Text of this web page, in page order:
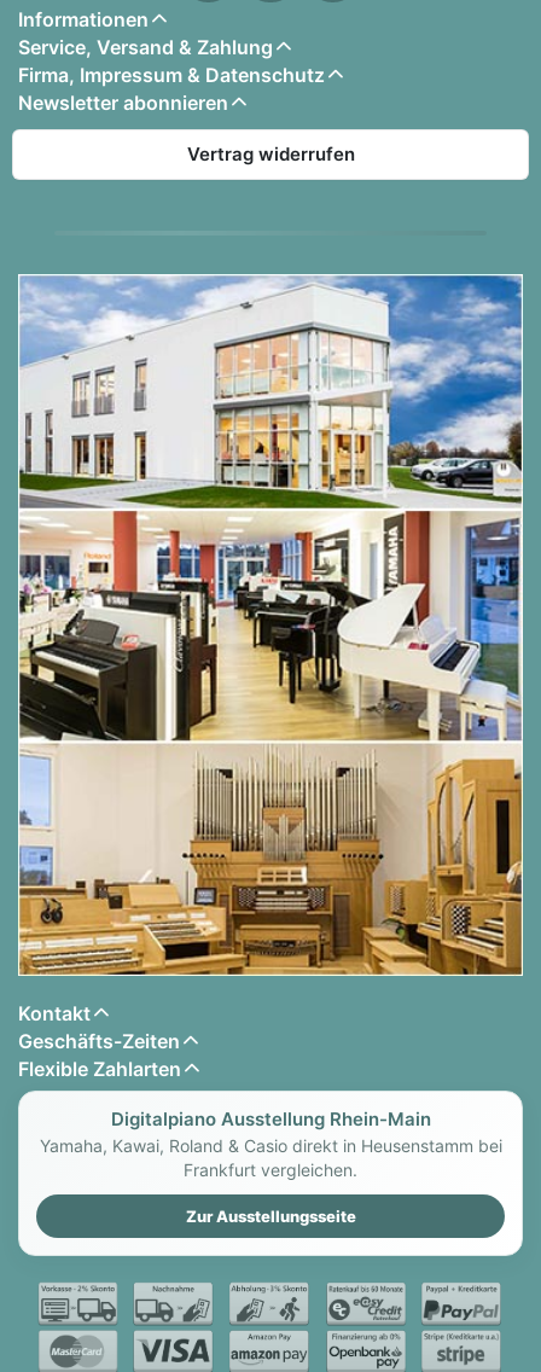
Informationen
Service, Versand & Zahlung
Firma, Impressum & Datenschutz
Newsletter abonnieren
Vertrag widerrufen
Kontakt
Geschäfts-Zeiten
Flexible Zahlarten
Digitalpiano Ausstellung Rhein-Main
Yamaha, Kawai, Roland & Casio direkt in Heusenstamm bei
Frankfurt vergleichen.
Zur Ausstellungsseite